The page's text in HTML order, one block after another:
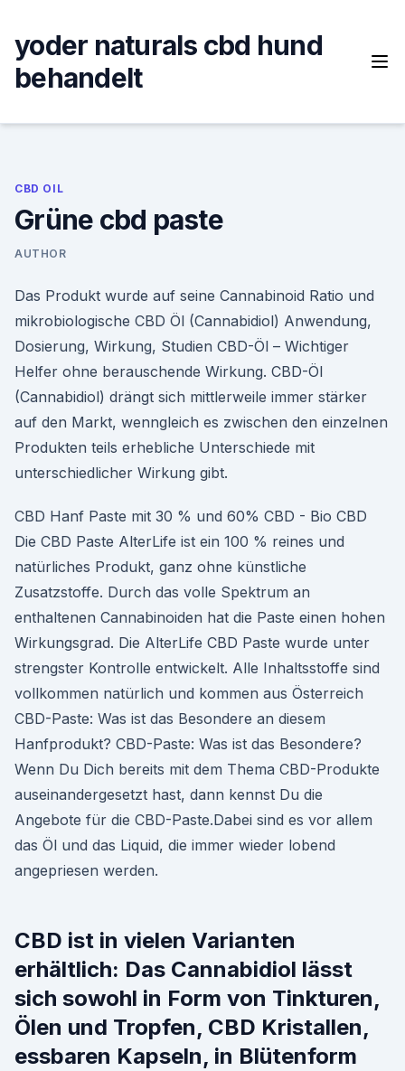
content
yoder naturals cbd hund
behandelt
CBD OIL
Grüne cbd paste
AUTHOR
Das Produkt wurde auf seine Cannabinoid Ratio und
mikrobiologische CBD Öl (Cannabidiol) Anwendung,
Dosierung, Wirkung, Studien CBD-Öl – Wichtiger
Helfer ohne berauschende Wirkung. CBD-Öl
(Cannabidiol) drängt sich mittlerweile immer stärker
auf den Markt, wenngleich es zwischen den einzelnen
Produkten teils erhebliche Unterschiede mit
unterschiedlicher Wirkung gibt.
CBD Hanf Paste mit 30 % und 60% CBD - Bio CBD
Die CBD Paste AlterLife ist ein 100 % reines und
natürliches Produkt, ganz ohne künstliche
Zusatzstoffe. Durch das volle Spektrum an
enthaltenen Cannabinoiden hat die Paste einen hohen
Wirkungsgrad. Die AlterLife CBD Paste wurde unter
strengster Kontrolle entwickelt. Alle Inhaltsstoffe sind
vollkommen natürlich und kommen aus Österreich
CBD-Paste: Was ist das Besondere an diesem
Hanfprodukt? CBD-Paste: Was ist das Besondere?
Wenn Du Dich bereits mit dem Thema CBD-Produkte
auseinandergesetzt hast, dann kennst Du die
Angebote für die CBD-Paste.Dabei sind es vor allem
das Öl und das Liquid, die immer wieder lobend
angepriesen werden.
CBD ist in vielen Varianten
erhältlich: Das Cannabidiol lässt
sich sowohl in Form von Tinkturen,
Ölen und Tropfen, CBD Kristallen,
essbaren Kapseln, in Blütenform